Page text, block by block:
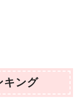
キング